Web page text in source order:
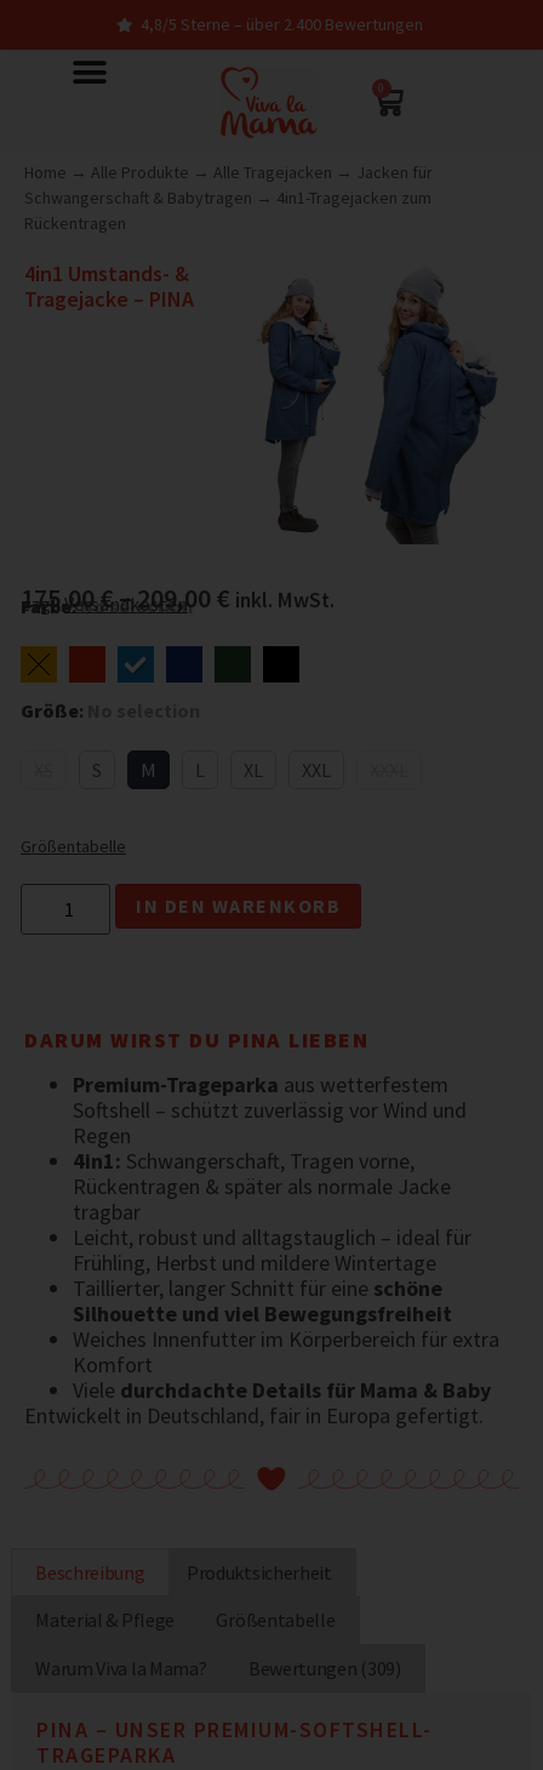
4,8/5 Sterne – über 2.400 Bewertungen
0
Home → Alle Produkte → Alle Tragejacken → Jacken für
Schwangerschaft & Babytragen → 4in1-Tragejacken zum
Rückentragen
4in1 Umstands- &
Tragejacke – PINA
175,00€–209,00 € inkl. MwSt.
zzgl.Versandkosten
Größe:
S M L XL XXL
Größentabelle
Farbe:No selection
IN DEN WARENKORB
DARUM WIRST DU PINA LIEBEN
Premium-Trageparka aus wetterfestem
Softshell – schützt zuverlässig vor Wind und
Regen
4in1: Schwangerschaft, Tragen vorne,
Rückentragen & später als normale Jacke
tragbar
Leicht, robust und alltagstauglich – ideal für
Frühling, Herbst und mildere Wintertage
Taillierter, langer Schnitt für eine schöne
Silhouette und viel Bewegungsfreiheit
Weiches Innenfutter im Körperbereich für extra
Komfort
Viele durchdachte Details für Mama & Baby
Entwickelt in Deutschland, fair in Europa gefertigt.
Beschreibung
Produktsicherheit
Material & Pflege
Größentabelle
Warum Viva la Mama?
Bewertungen (309)
PINA – UNSER PREMIUM-SOFTSHELL-
TRAGEPARKA